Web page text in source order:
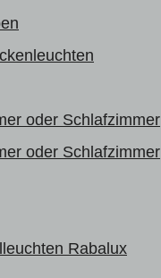
oder Schlafzimmer
oder Schlafzimmer
Rabalux